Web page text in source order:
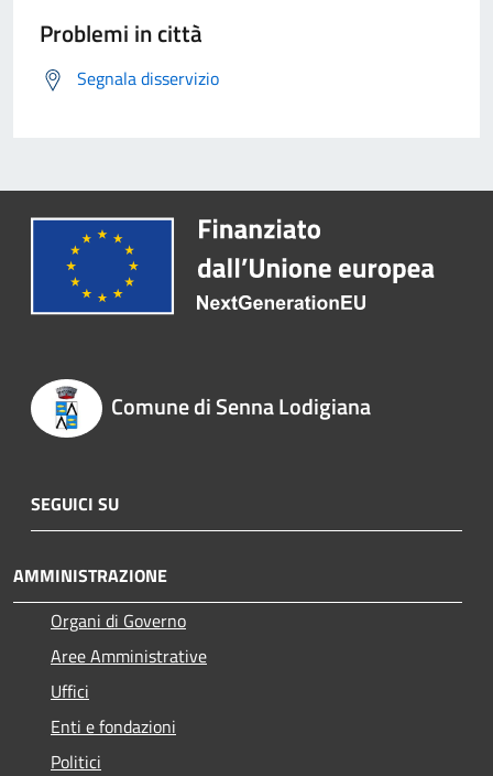
Problemi in città
Segnala disservizio
Comune di Senna Lodigiana
SEGUICI SU
AMMINISTRAZIONE
Organi di Governo
Aree Amministrative
Uffici
Enti e fondazioni
Politici